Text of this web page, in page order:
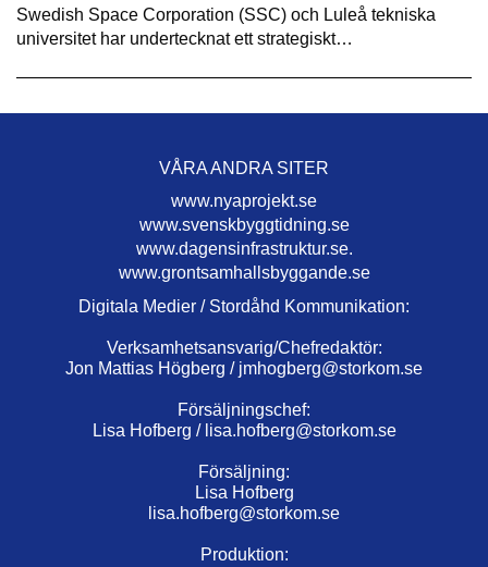
Swedish Space Corporation (SSC) och Luleå tekniska
universitet har undertecknat ett strategiskt…
VÅRA ANDRA SITER
www.nyaprojekt.se
www.svenskbyggtidning.se
www.dagensinfrastruktur.se.
www.grontsamhallsbyggande.se
Digitala Medier / Stordåhd Kommunikation:
Verksamhetsansvarig/Chefredaktör:
Jon Mattias Högberg / jmhogberg@storkom.se
Försäljningschef:
Lisa Hofberg / lisa.hofberg@storkom.se
Försäljning:
Lisa Hofberg
lisa.hofberg@storkom.se
Produktion: